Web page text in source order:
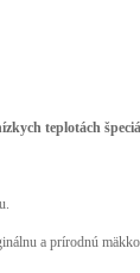
teplotách
a prírodnú